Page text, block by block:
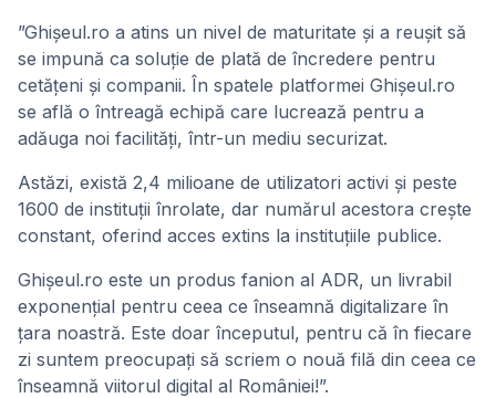
”Ghișeul.ro a atins un nivel de maturitate și a reușit să
se impună ca soluție de plată de încredere pentru
cetățeni și companii. În spatele platformei Ghișeul.ro
se află o întreagă echipă care lucrează pentru a
adăuga noi facilități, într-un mediu securizat.
Astăzi, există 2,4 milioane de utilizatori activi și peste
1600 de instituții înrolate, dar numărul acestora crește
constant, oferind acces extins la instituțiile publice.
Ghișeul.ro este un produs fanion al ADR, un livrabil
exponențial pentru ceea ce înseamnă digitalizare în
țara noastră. Este doar începutul, pentru că în fiecare
zi suntem preocupați să scriem o nouă filă din ceea ce
înseamnă viitorul digital al României!”.